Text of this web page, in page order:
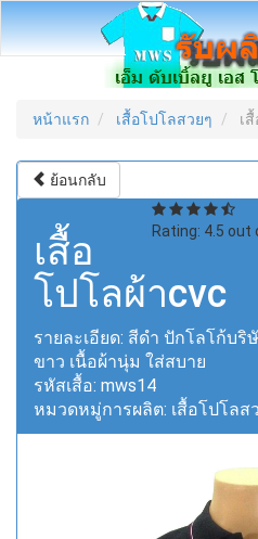
หน้าแรก เสื้อโปโลสวยๆ เ
ย้อนกลับ
Rating: 4.5 out
เสื้อ
โปโลผ้าcvc
รายละเอียด: สีดำ ปักโลโก้บริ
ขาว เนื้อผ้านุ่ม ใส่สบาย
รหัสเสื้อ: mws14
หมวดหมู่การผลิต: เสื้อโปโลส